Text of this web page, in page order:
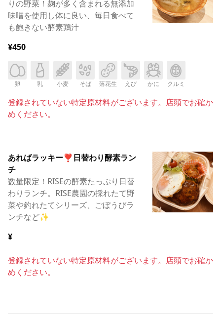
りの野菜！麹が多く含まれる無添加
味噌を使用し体に良い、毎日食べて
も飽きない酵素鶏汁
¥450
卵 乳 小麦 そば 落花生 えび かに クルミ
登録されていない特定原材料がございます。店頭でお確か
めください。
あればラッキー❣️日替わり酵素ラン
チ
数量限定！RISEの酵素たっぷり日替
わりランチ。RISE農園の採れたて野
菜や釣れたてシリーズ、ごぼうびラ
ンチなど✨
¥
登録されていない特定原材料がございます。店頭でお確か
めください。